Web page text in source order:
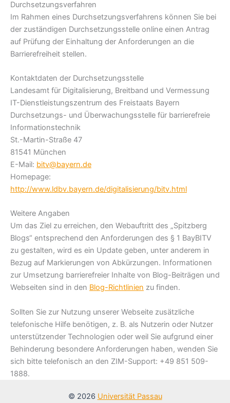
Durchsetzungsverfahren
Im Rahmen eines Durchsetzungsverfahrens können Sie bei
der zuständigen Durchsetzungsstelle online einen Antrag
auf Prüfung der Einhaltung der Anforderungen an die
Barrierefreiheit stellen.
Kontaktdaten der Durchsetzungsstelle
Landesamt für Digitalisierung, Breitband und Vermessung
IT-Dienstleistungszentrum des Freistaats Bayern
Durchsetzungs- und Überwachungsstelle für barrierefreie
Informationstechnik
St.-Martin-Straße 47
81541 München
E-Mail: bitv@bayern.de
Homepage:
http://www.ldbv.bayern.de/digitalisierung/bitv.html
Weitere Angaben
Um das Ziel zu erreichen, den Webauftritt des „Spitzberg
Blogs“ entsprechend den Anforderungen des § 1 BayBITV
zu gestalten, wird es ein Update geben, unter anderem in
Bezug auf Markierungen von Abkürzungen. Informationen
zur Umsetzung barrierefreier Inhalte von Blog-Beiträgen und
Webseiten sind in den Blog-Richtlinien zu finden.
Sollten Sie zur Nutzung unserer Webseite zusätzliche
telefonische Hilfe benötigen, z. B. als Nutzerin oder Nutzer
unterstützender Technologien oder weil Sie aufgrund einer
Behinderung besondere Anforderungen haben, wenden Sie
sich bitte telefonisch an den ZIM-Support: +49 851 509-
1888.
© 2026 Universität Passau